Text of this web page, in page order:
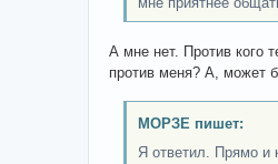
А мне нет. Против кого
против меня? А, может
МОРЗЕ пишет:
Я ответил. Прямо и